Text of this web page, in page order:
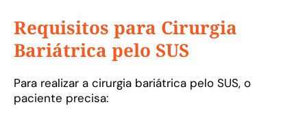
Requisitos para Cirurgia
Bariátrica pelo SUS
Para realizar a cirurgia bariátrica pelo SUS, o
paciente precisa: